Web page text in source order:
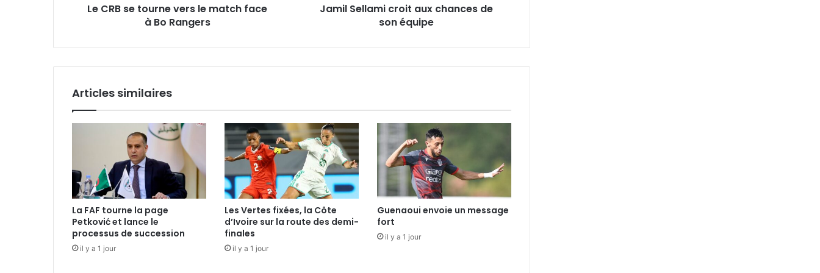
Le CRB se tourne vers le match face
à Bo Rangers
Jamil Sellami croit aux chances de
son équipe
Articles similaires
La FAF tourne la page
Petković et lance le
processus de succession
il y a 1 jour
Les Vertes fixées, la Côte
d’Ivoire sur la route des demi-
finales
il y a 1 jour
Guenaoui envoie un message
fort
il y a 1 jour